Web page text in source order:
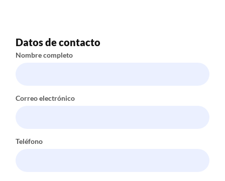
Datos de contacto
Nombre completo
Correo electrónico
Teléfono